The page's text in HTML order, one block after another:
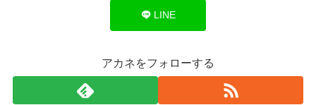
LINE
アカネをフォローする